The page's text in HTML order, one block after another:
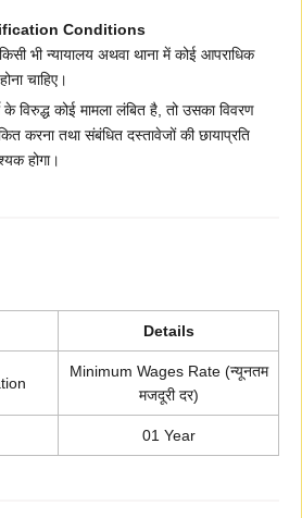
Conditions
भी न्यायालय अथवा थाना में कोई आपराधिक
चाहिए।
के विरुद्ध कोई मामला लंबित है, तो उसका विवरण
करना तथा संबंधित दस्तावेजों की छायाप्रति
होगा।
Details
Minimum Wages Rate (न्यूनतम
मजदूरी दर)
01 Year